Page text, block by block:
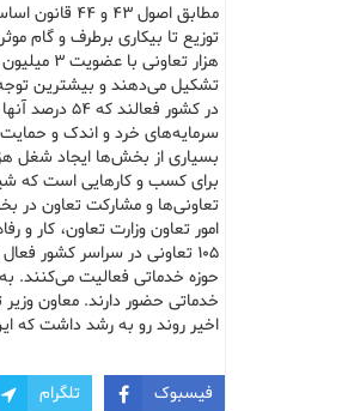
مطابق
در کشور
سرمایه‌های خرد و اندک و
بسیاری از بخش‌ها ایجاد شغل
برای کسب و کارهایی است که
تعاونی‌ها و مشارکت تعاون در
امور تعاون وزارت تعاون، کار
خدماتی حضور دارند. معاون
اخیر روند رو به رشد داشت که
فیسبوک تلگرام